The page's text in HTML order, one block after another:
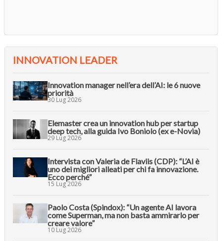
INNOVATION LEADER
Innovation manager nell’era dell’AI: le 6 nuove
priorità
30 Lug 2026
Elemaster crea un innovation hub per startup
deep tech, alla guida Ivo Boniolo (ex e-Novia)
29 Lug 2026
Intervista con Valeria de Flaviis (CDP): “L’AI è
uno dei migliori alleati per chi fa innovazione.
Ecco perché”
15 Lug 2026
Paolo Costa (Spindox): “Un agente AI lavora
come Superman, ma non basta ammirarlo per
creare valore”
10 Lug 2026